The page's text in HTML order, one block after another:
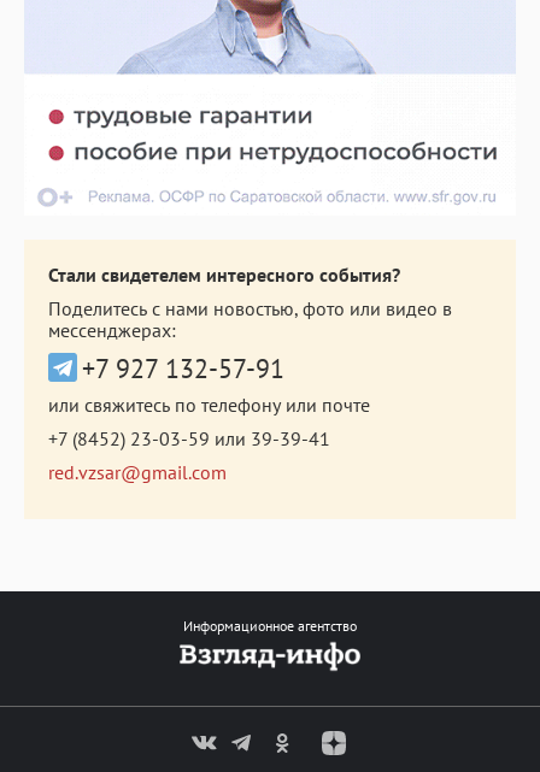
Стали свидетелем интересного события?
Поделитесь с нами новостью, фото или видео в
мессенджерах:
+7 927 132-57-91
или свяжитесь по телефону или почте
+7 (8452) 23-03-59 или 39-39-41
red.vzsar@gmail.com
Информационное агентство